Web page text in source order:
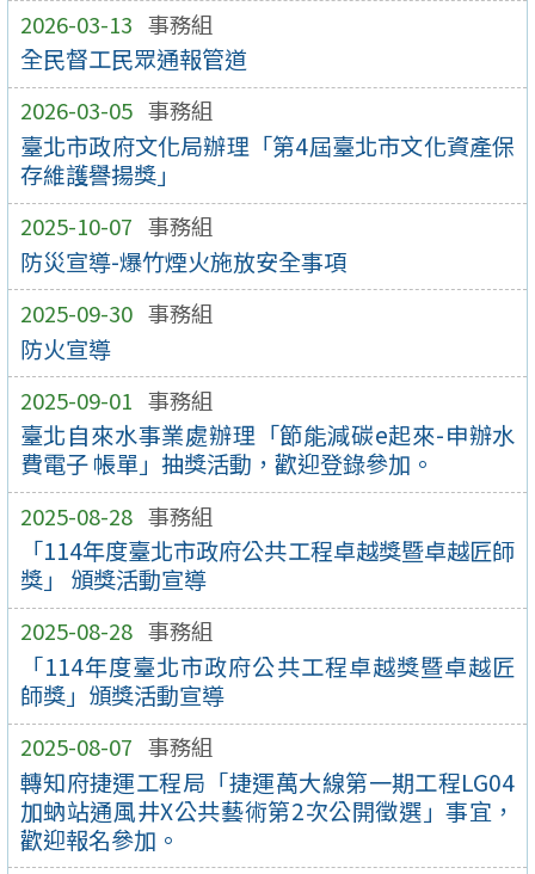
2026-03-13 事務組
全民督工民眾通報管道
2026-03-05 事務組
臺北市政府文化局辦理「第4屆臺北市文化資產保
存維護譽揚獎」
2025-10-07 事務組
防災宣導-爆竹煙火施放安全事項
2025-09-30 事務組
防火宣導
2025-09-01 事務組
臺北自來水事業處辦理「節能減碳e起來-申辦水
費電子 帳單」抽獎活動，歡迎登錄參加。
2025-08-28 事務組
「114年度臺北市政府公共工程卓越獎暨卓越匠師
獎」 頒獎活動宣導
2025-08-28 事務組
「114年度臺北市政府公共工程卓越獎暨卓越匠
師獎」頒獎活動宣導
2025-08-07 事務組
轉知府捷運工程局「捷運萬大線第一期工程LG04
加蚋站通風井X公共藝術第2次公開徵選」事宜，
歡迎報名參加。